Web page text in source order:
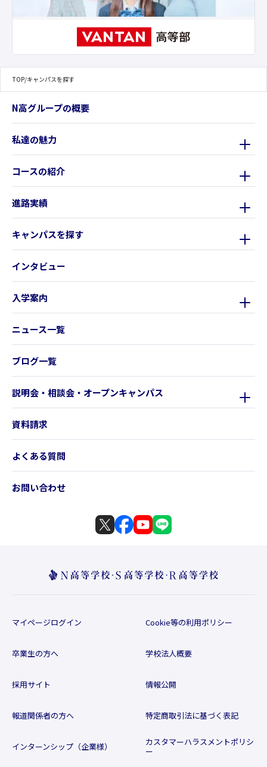
TOP/キャンパスを探す
N高グループの概要
私達の魅力
コースの紹介
進路実績
キャンパスを探す
インタビュー
入学案内
ニュース一覧
ブログ一覧
説明会・相談会・オープンキャンパス
資料請求
よくある質問
お問い合わせ
マイページログイン
卒業生の方へ
採用サイト
報道関係者の方へ
インターンシップ（企業様）
Cookie等の利用ポリシー
学校法人概要
情報公開
特定商取引法に基づく表記
カスタマーハラスメントポリシ
ー